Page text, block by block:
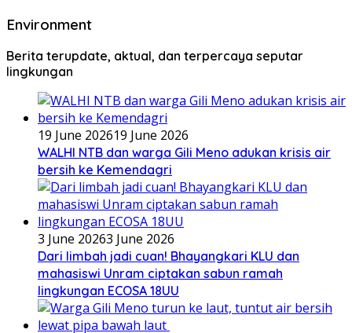
Environment
Berita terupdate, aktual, dan terpercaya seputar
lingkungan
19 June 202619 June 2026
WALHI NTB dan warga Gili Meno adukan krisis air
bersih ke Kemendagri
3 June 20263 June 2026
Dari limbah jadi cuan! Bhayangkari KLU dan
mahasiswi Unram ciptakan sabun ramah
lingkungan ECOSA 18UU